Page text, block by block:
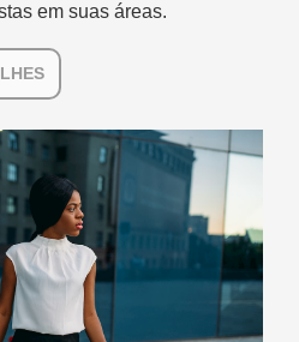
em suas áreas.